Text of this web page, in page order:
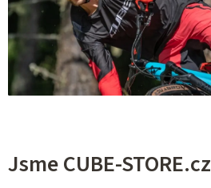
Jsme CUBE-STORE.cz